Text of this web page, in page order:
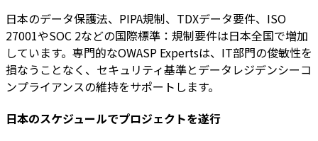
日本のデータ保護法、PIPA規制、TDXデータ要件、ISO
27001やSOC 2などの国際標準：規制要件は日本全国で増加
しています。専門的なOWASP Expertsは、IT部門の俊敏性を
損なうことなく、セキュリティ基準とデータレジデンシーコ
ンプライアンスの維持をサポートします。
日本のスケジュールでプロジェクトを遂行